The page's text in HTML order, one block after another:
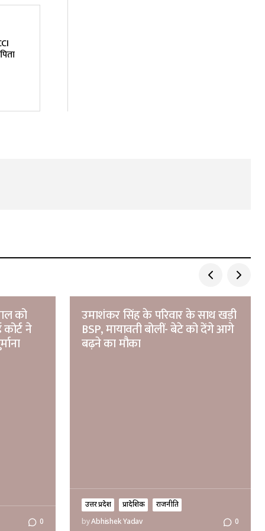
को
ने
0
उमाशंकर सिंह के परिवार के साथ खड़ी
BSP, मायावती बोलीं- बेटे को देंगे आगे
बढ़ने का मौका
उत्तर प्रदेश प्रादेशिक
राजनीति
byAbhishek Yadav 0